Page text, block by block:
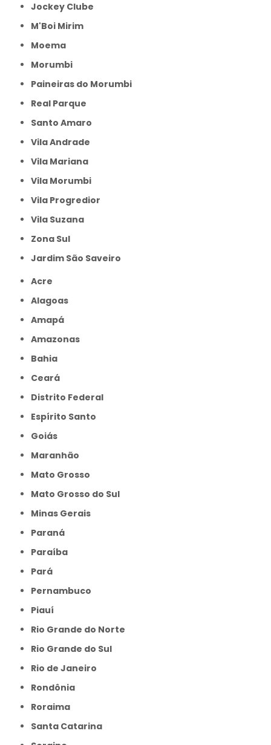
Jockey Clube
M'Boi Mirim
Moema
Morumbi
Paineiras do Morumbi
Real Parque
Santo Amaro
Vila Andrade
Vila Mariana
Vila Morumbi
Vila Progredior
Vila Suzana
Zona Sul
jardim São Saveiro
Acre
Alagoas
Amapá
Amazonas
Bahia
Ceará
Distrito Federal
Espírito Santo
Goiás
Maranhão
Mato Grosso
Mato Grosso do Sul
Minas Gerais
Paraná
Paraíba
Pará
Pernambuco
Piauí
Rio Grande do Norte
Rio Grande do Sul
Rio de Janeiro
Rondônia
Roraima
Santa Catarina